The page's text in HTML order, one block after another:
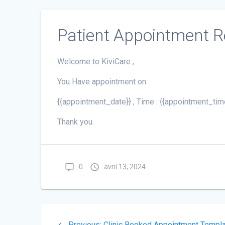
Patient Appointment
Welcome to KiviCare ,
You Have appointment on
{{appointment_date}} , Time :
Thank you.
0 avril 13, 2024
Navigation